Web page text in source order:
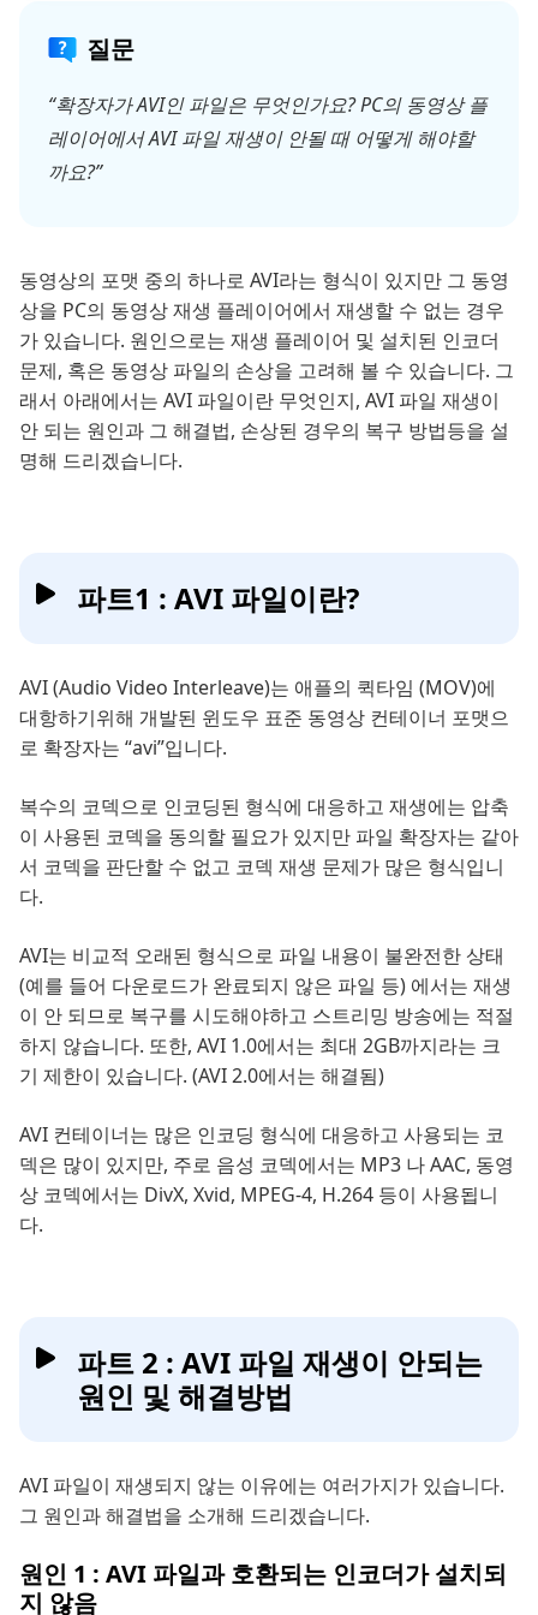
질문
“확장자가 AVI인 파일은 무엇인가요? PC의 동영상 플
레이어에서 AVI 파일 재생이 안될 때 어떻게 해야할
까요?”
동영상의 포맷 중의 하나로 AVI라는 형식이 있지만 그 동영
상을 PC의 동영상 재생 플레이어에서 재생할 수 없는 경우
가 있습니다. 원인으로는 재생 플레이어 및 설치된 인코더
문제, 혹은 동영상 파일의 손상을 고려해 볼 수 있습니다. 그
래서 아래에서는 AVI 파일이란 무엇인지, AVI 파일 재생이
안 되는 원인과 그 해결법, 손상된 경우의 복구 방법등을 설
명해 드리겠습니다.
파트1 : AVI 파일이란?
AVI (Audio Video Interleave)는 애플의 퀵타임 (MOV)에
대항하기위해 개발된 윈도우 표준 동영상 컨테이너 포맷으
로 확장자는 “avi”입니다.
복수의 코덱으로 인코딩된 형식에 대응하고 재생에는 압축
이 사용된 코덱을 동의할 필요가 있지만 파일 확장자는 같아
서 코덱을 판단할 수 없고 코덱 재생 문제가 많은 형식입니
다.
AVI는 비교적 오래된 형식으로 파일 내용이 불완전한 상태
(예를 들어 다운로드가 완료되지 않은 파일 등) 에서는 재생
이 안 되므로 복구를 시도해야하고 스트리밍 방송에는 적절
하지 않습니다. 또한, AVI 1.0에서는 최대 2GB까지라는 크
기 제한이 있습니다. (AVI 2.0에서는 해결됨)
AVI 컨테이너는 많은 인코딩 형식에 대응하고 사용되는 코
덱은 많이 있지만, 주로 음성 코덱에서는 MP3 나 AAC, 동영
상 코덱에서는 DivX, Xvid, MPEG-4, H.264 등이 사용됩니
다.
파트 2 : AVI 파일 재생이 안되는
원인 및 해결방법
AVI 파일이 재생되지 않는 이유에는 여러가지가 있습니다.
그 원인과 해결법을 소개해 드리겠습니다.
원인 1 : AVI 파일과 호환되는 인코더가 설치되
지 않음